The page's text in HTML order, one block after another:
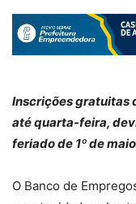
Inscrições gratuitas
até quarta-feira,
feriado de 1º de maio
O Banco de